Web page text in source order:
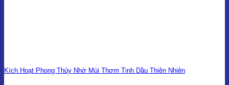
Kích Hoạt Phong Thủy Nhờ Mùi Thơm Tinh Dầu Thiên Nhiên